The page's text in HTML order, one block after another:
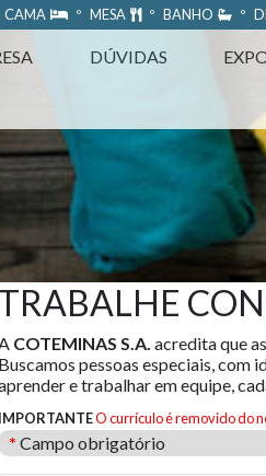
CAMA º MESA º BANHO º
DÚVIDAS
TRABALHE
A COTEMINAS S.A. acredita que
Buscamos pessoas especiais, com
e trabalhar em equipe,
IMPORTANTEO currículo é removido do
* Campo obrigatório